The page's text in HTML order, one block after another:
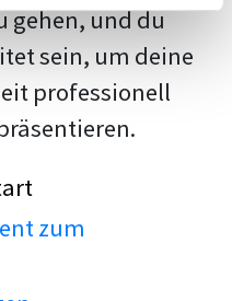
gehen, und du
sein, um deine
professionell
zum